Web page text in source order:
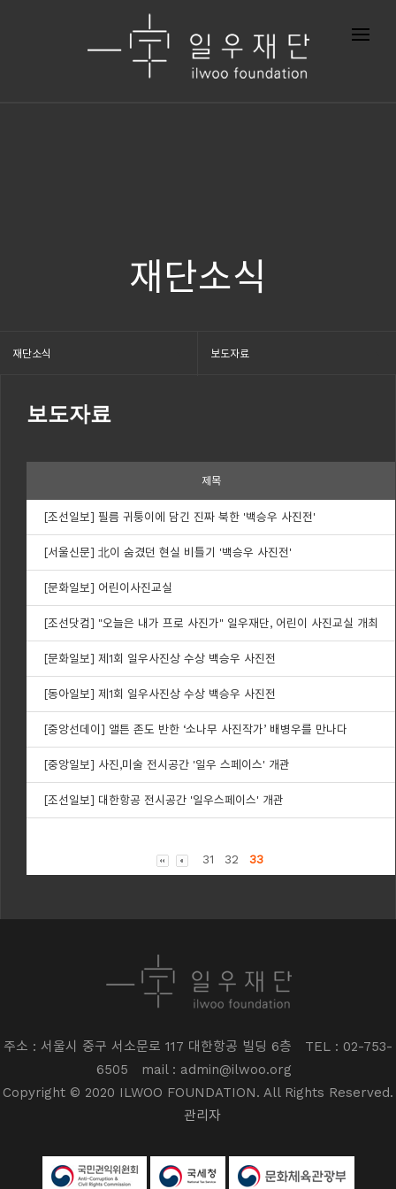
재단소식
재단소식 보도자료
보도자료
제목
[조선일보] 필름 귀퉁이에 담긴 진짜 북한 '백승우 사진전'
[서울신문] 北이 숨겼던 현실 비틀기 '백승우 사진전'
[문화일보] 어린이사진교실
[조선닷컴] "오늘은 내가 프로 사진가" 일우재단, 어린이 사진교실 개최
[문화일보] 제1회 일우사진상 수상 백승우 사진전
[동아일보] 제1회 일우사진상 수상 백승우 사진전
[중앙선데이] 앨튼 존도 반한 ‘소나무 사진작가’ 배병우를 만나다
[중앙일보] 사진,미술 전시공간 '일우 스페이스' 개관
[조선일보] 대한항공 전시공간 '일우스페이스' 개관
31 32 33
주소 : 서울시 중구 서소문로 117 대한항공 빌딩 6층
TEL : 02-753-
6505
mail : admin@ilwoo.org
Copyright © 2020 ILWOO FOUNDATION. All Rights Reserved.
관리자